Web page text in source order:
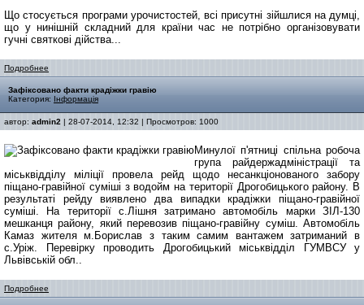
Що стосується програми урочистостей, всі присутні зійшлися на думці,
що у нинішній складний для країни час не потрібно організовувати
гучні святкові дійства...
Подробнее
Зафіксовано факти крадіжки гравію
Категория: Інформація
автор: admin2 | 28-07-2014, 12:32 | Просмотров: 1000
Минулої п'ятниці спільна робоча
група райдержадміністрації та
міськвідділу міліції провела рейд щодо несанкціонованого забору
піщано-гравійної суміші з водойм на території Дрогобицького району. В
результаті рейду виявлено два випадки крадіжки піщано-гравійної
суміші. На території с.Лішня затримано автомобіль марки ЗІЛ-130
мешканця району, який перевозив піщано-гравійну суміш. Автомобіль
Камаз жителя м.Борислав з таким самим вантажем затриманий в
с.Уріж. Перевірку проводить Дрогобицький міськвідділ ГУМВСУ у
Львівській обл..
Подробнее